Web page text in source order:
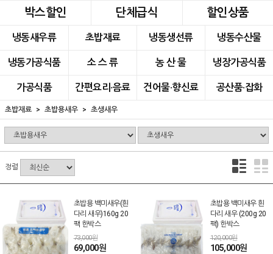
박스할인 단체급식 할인상품
냉동새우류 초밥재료 냉동생선류 냉동수산물
냉동가공식품 소 스 류 농 산 물 냉장가공식품
가공식품 간편요리·음료 건어물·향신료 공산품·잡화
초밥재료 초밥용새우 초생새우
정렬
초밥용 백미새우(흰
다리 새우)160g 20
팩 한박스
73,000원
69,000원
초밥용 백미새우 흰
다리 새우 (200g 20
팩) 한박스
120,000원
105,000원